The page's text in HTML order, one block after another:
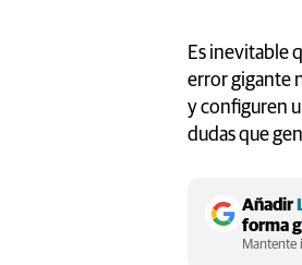
Es inevitable
error gigante
y configuren
dudas que
Añadir
forma
Mantente